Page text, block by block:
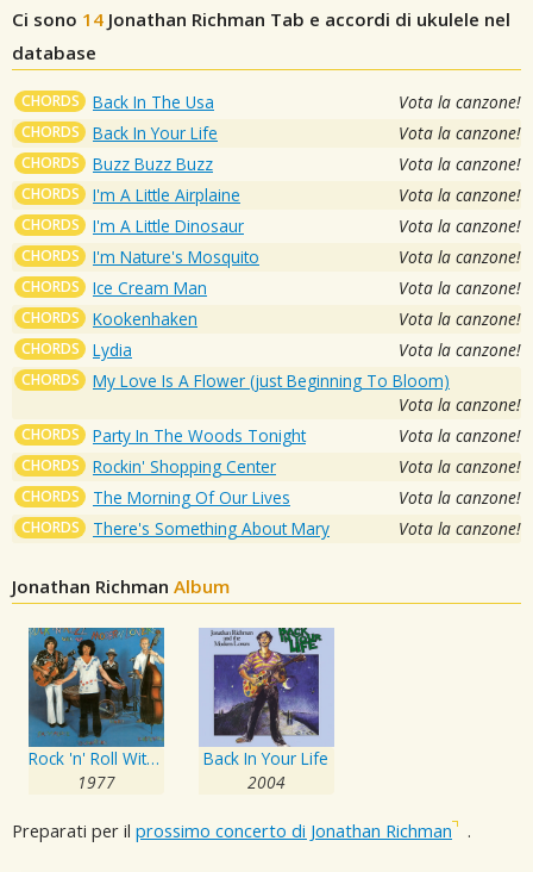
Ci sono 14 Jonathan Richman Tab e accordi di ukulele nel
database
CHORDS Back In The Usa Vota la canzone!
CHORDS Back In Your Life Vota la canzone!
CHORDS Buzz Buzz Buzz Vota la canzone!
CHORDS I'm A Little Airplaine Vota la canzone!
CHORDS I'm A Little Dinosaur Vota la canzone!
CHORDS I'm Nature's Mosquito Vota la canzone!
CHORDS Ice Cream Man Vota la canzone!
CHORDS Kookenhaken Vota la canzone!
CHORDS Lydia Vota la canzone!
CHORDS
My Love Is A Flower (just Beginning To Bloom)
Vota la canzone!
CHORDS Party In The Woods Tonight Vota la canzone!
CHORDS Rockin' Shopping Center Vota la canzone!
CHORDS The Morning Of Our Lives Vota la canzone!
CHORDS There's Something About Mary Vota la canzone!
Jonathan Richman Album
Rock 'n' Roll With the Modern Lovers
1977
Back In Your Life
2004
Preparati per il prossimo concerto di Jonathan Richman .